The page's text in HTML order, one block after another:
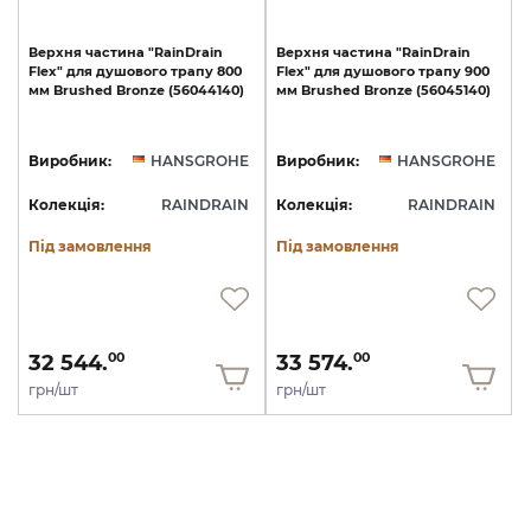
Верхня частина "RainDrain
Flex" для душового трапу 800
мм Brushed Bronze (56044140)
Виробник: HANSGROHE
Колекція: RAINDRAIN
Під замовлення
32 544.00
грн/шт
Верхня частина "RainDrain
Flex" для душового трапу 900
мм Brushed Bronze (56045140)
Виробник: HANSGROHE
Колекція: RAINDRAIN
Під замовлення
33 574.00
грн/шт